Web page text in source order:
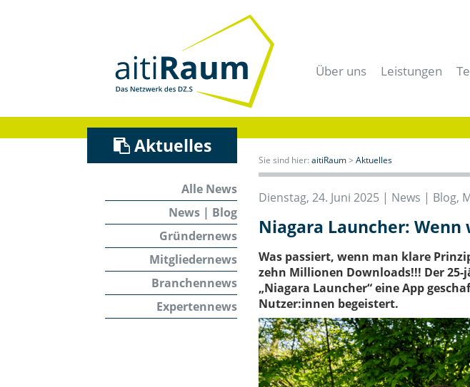
Über uns
Historie
Technologie- und
Verein
Förderer und Partner
Presse- und Mediacenter
Leistungen
Für
Für Forschung
Für Anwender
Für Studenten
Für Experten
Meeting- &
Coworking
Aktuelles
Alle News
News | Blog
Gründernews
Mitgliedernews
Branchennews
Expertennews
Sie sind hier: aitiRaum> Aktuelles
Dienstag, 24. Juni 2025 | News | Blog,
Niagara Launcher: Wenn
Was passiert, wenn man klare
zehn Millionen Downloads!!! Der
„Niagara Launcher“ eine App
Nutzer:innen begeistert.